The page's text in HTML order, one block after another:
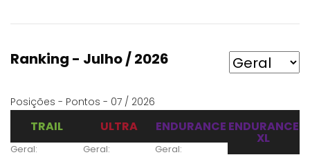
Ranking - Julho / 2026
Posições - Pontos - 07 / 2026
TRAIL
Geral:
ULTRA
Geral:
ENDURANCE
Geral:
ENDURANCE
XL